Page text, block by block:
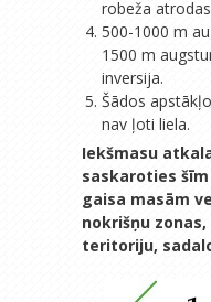
robeža
500-1000 m
1500 m
inversija.
Šādos
nav ļoti liela.
Iekšmasu
saskaroties
gaisa masām
nokrišņu
teritoriju,